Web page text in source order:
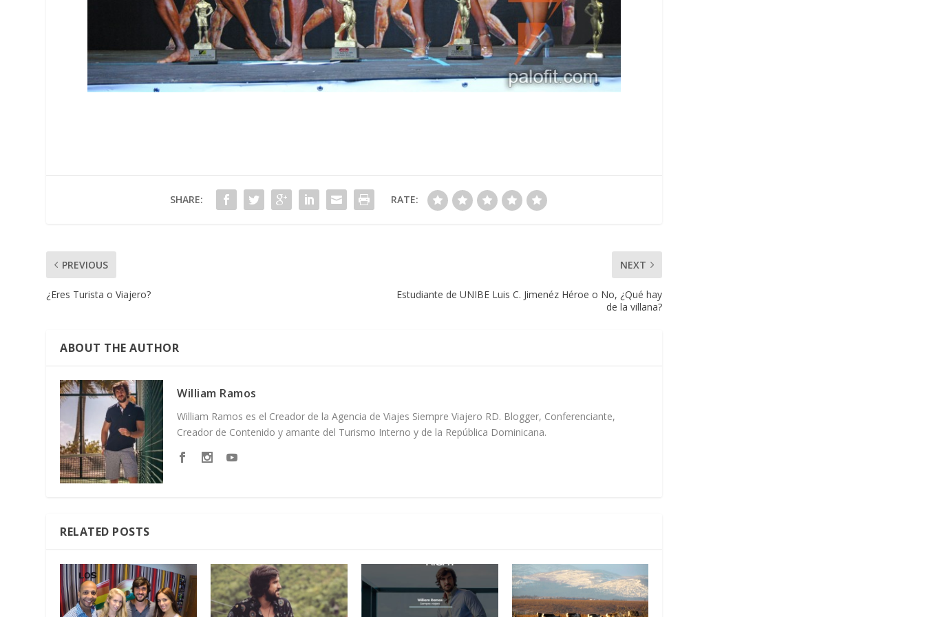
SHARE: RATE:
PREVIOUS
¿Eres Turista o Viajero?
NEXT
Estudiante de UNIBE Luis C. Jimenéz Héroe o No, ¿Qué hay
de la villana?
ABOUT THE AUTHOR
William Ramos
William Ramos es el Creador de la Agencia de Viajes Siempre Viajero RD. Blogger, Conferenciante,
Creador de Contenido y amante del Turismo Interno y de la República Dominicana.
RELATED POSTS